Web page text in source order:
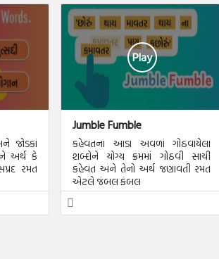
જોડકાં
અર્થ કે
રમત
Play
Jumble Fumble
કહેવતના આડા અવળાં ગોઠવાયેલા
શબ્દોને યોગ્ય ક્રમમાં ગોઠવી સાચી
કહેવત અને તેનો અર્થ જણાવતી રમત
એટલે જંબલ ફંબલ